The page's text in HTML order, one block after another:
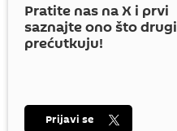
Pratite nas naX i prvi
saznajte ono što drugi
prećutkuju!
Prijavi se